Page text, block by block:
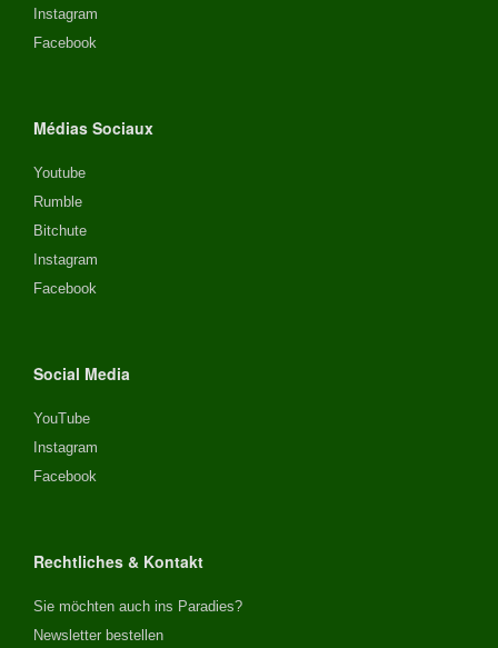
Instagram
Facebook
Médias Sociaux
Youtube
Rumble
Bitchute
Instagram
Facebook
Social Media
YouTube
Instagram
Facebook
Rechtliches & Kontakt
Sie möchten auch ins Paradies?
Newsletter bestellen